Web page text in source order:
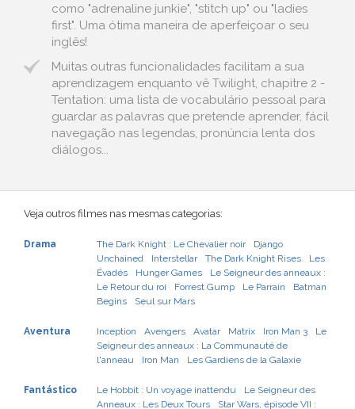
como "adrenaline junkie", "stitch up" ou "ladies
first". Uma ótima maneira de aperfeiçoar o seu
inglês!
Muitas outras funcionalidades facilitam a sua
aprendizagem enquanto vê Twilight, chapitre 2 -
Tentation: uma lista de vocabulário pessoal para
guardar as palavras que pretende aprender, fácil
navegação nas legendas, pronúncia lenta dos
diálogos...
Veja outros filmes nas mesmas categorias:
Drama The Dark Knight : Le Chevalier noir
Django
Unchained
Interstellar The Dark Knight Rises
Les
Évadés
Hunger Games
Le Seigneur des anneaux :
Le Retour du roi
Forrest Gump Le Parrain
Batman
Begins
Seul sur Mars
Aventura Inception Avengers Avatar Matrix Iron Man 3
Le
Seigneur des anneaux : La Communauté de
l'anneau
Iron Man Les Gardiens de la Galaxie
Fantástico Le Hobbit : Un voyage inattendu
Le Seigneur des
Anneaux : Les Deux Tours
Star Wars, épisode VII :